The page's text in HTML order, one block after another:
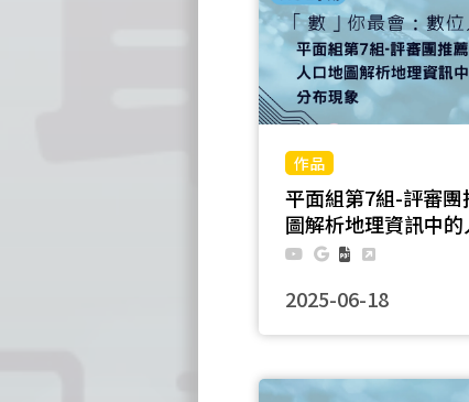
平面組第7組-評審
圖解析地理資訊中
2025-06-18
人口密度、性別比、扶養